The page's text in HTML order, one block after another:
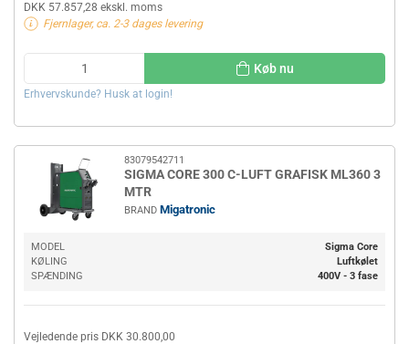
DKK 57.857,28 ekskl. moms
Fjernlager, ca. 2-3 dages levering
Køb nu
Erhvervskunde? Husk at login!
83079542711
SIGMA CORE 300 C-LUFT GRAFISK ML360 3
MTR
BRAND Migatronic
MODEL
Sigma Core
KØLING
Luftkølet
SPÆNDING
400V - 3 fase
Vejledende pris DKK 30.800,00